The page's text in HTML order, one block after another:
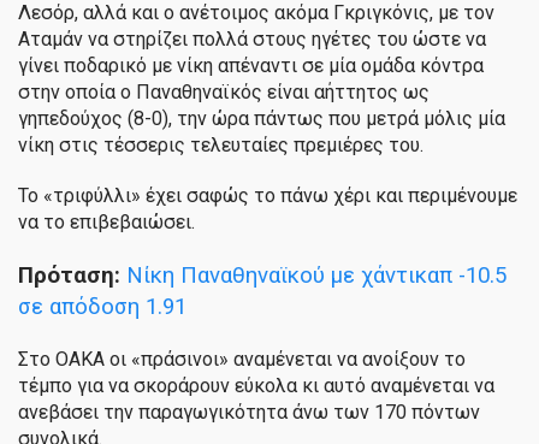
Λεσόρ, αλλά και ο ανέτοιμος ακόμα Γκριγκόνις, με τον
Αταμάν να στηρίζει πολλά στους ηγέτες του ώστε να
γίνει ποδαρικό με νίκη απέναντι σε μία ομάδα κόντρα
στην οποία ο Παναθηναϊκός είναι αήττητος ως
γηπεδούχος (8-0), την ώρα πάντως που μετρά μόλις μία
νίκη στις τέσσερις τελευταίες πρεμιέρες του.
Το «τριφύλλι» έχει σαφώς το πάνω χέρι και περιμένουμε
να το επιβεβαιώσει.
Πρόταση: Νίκη Παναθηναϊκού με χάντικαπ -10.5
σε απόδοση 1.91
Στο ΟΑΚΑ οι «πράσινοι» αναμένεται να ανοίξουν το
τέμπο για να σκοράρουν εύκολα κι αυτό αναμένεται να
ανεβάσει την παραγωγικότητα άνω των 170 πόντων
συνολικά.